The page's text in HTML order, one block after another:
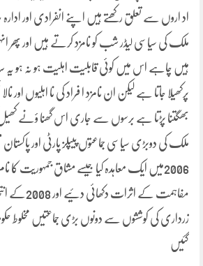
اد اروں سے تعلق رکھتے ہیں اپنے انفرادی اور
ملک کی سیاسی لیڈر شب کو نامزد کرتے ہیں اور پھر
ہیں چاہے اس میں کوئی قابلیت اہلیت ہو نہ ہو یہ
پرکھیلا جاتا ہے لیکن ان نامزد ا فراد کی نا اہلیوں اور
بھگتنا پڑتا ہے برسوں سے جاری اس گھنا ؤنے
ملک کی دوبڑی سیاسی جماعتوں پیپلز پارٹی اور
2006میں ایک معاہدہ کیا جیسے مشاق جمہوریت کا
مفاہمت کے
زرداری کی کوششوں سے دونوں بڑی جماعتیں مخلوط
گئیں